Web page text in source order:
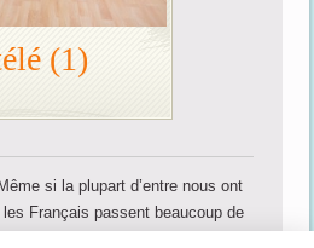
(1)
si la plupart d’entre nous ont
Français passent beaucoup de